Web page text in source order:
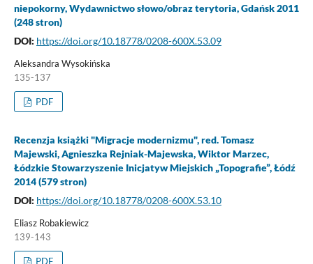
niepokorny, Wydawnictwo słowo/obraz terytoria, Gdańsk 2011
(248 stron)
DOI: https://doi.org/10.18778/0208-600X.53.09
Aleksandra Wysokińska
135-137
PDF
Recenzja książki "Migracje modernizmu", red. Tomasz
Majewski, Agnieszka Rejniak-Majewska, Wiktor Marzec,
Łódzkie Stowarzyszenie Inicjatyw Miejskich „Topografie”, Łódź
2014 (579 stron)
DOI: https://doi.org/10.18778/0208-600X.53.10
Eliasz Robakiewicz
139-143
PDF